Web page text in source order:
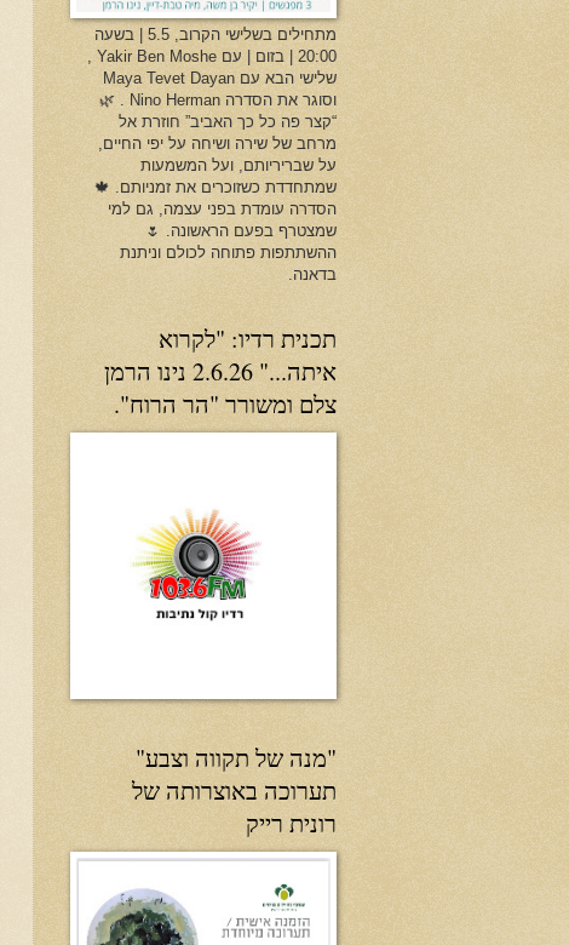
מתחילים בשלישי הקרוב, 5.5 | בשעה
20:00 | בזום | עם Yakir Ben Moshe ,
שלישי הבא עם Maya Tevet Dayan
וסוגר את הסדרה Nino Herman . 🌿
“קצר פה כל כך האביב” חוזרת אל
מרחב של שירה ושיחה על יפי החיים,
על שבריריותם, ועל המשמעות
שמתחדדת כשזוכרים את זמניותם. 🍁
הסדרה עומדת בפני עצמה, גם למי
שמצטרף בפעם הראשונה. 🌷
ההשתתפות פתוחה לכולם וניתנת
בדאנה.
תכנית רדיו: "לקרוא
איתה..." 2.6.26 נינו הרמן
צלם ומשורר "הר הרוח".
"מנה של תקווה וצבע"
תערוכה באוצרותה של
רונית רייק